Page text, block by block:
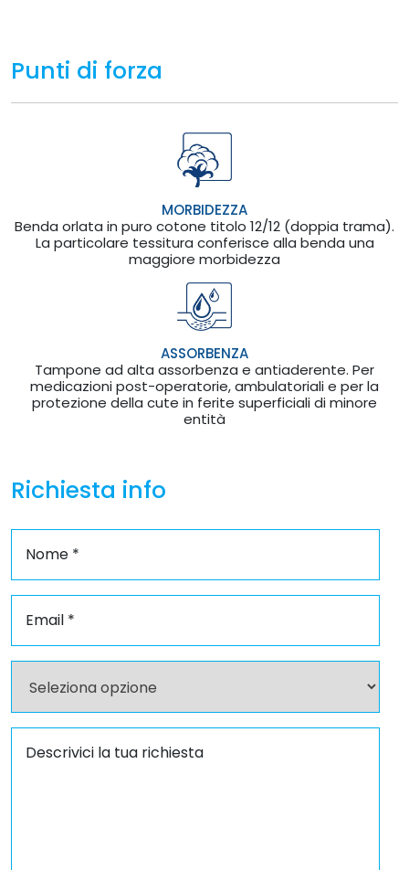
Punti di forza
MORBIDEZZA
Benda orlata in puro cotone titolo 12/12 (doppia trama).
La particolare tessitura conferisce alla benda una
maggiore morbidezza
ASSORBENZA
Tampone ad alta assorbenza e antiaderente. Per
medicazioni post-operatorie, ambulatoriali e per la
protezione della cute in ferite superficiali di minore
entità
Richiesta info